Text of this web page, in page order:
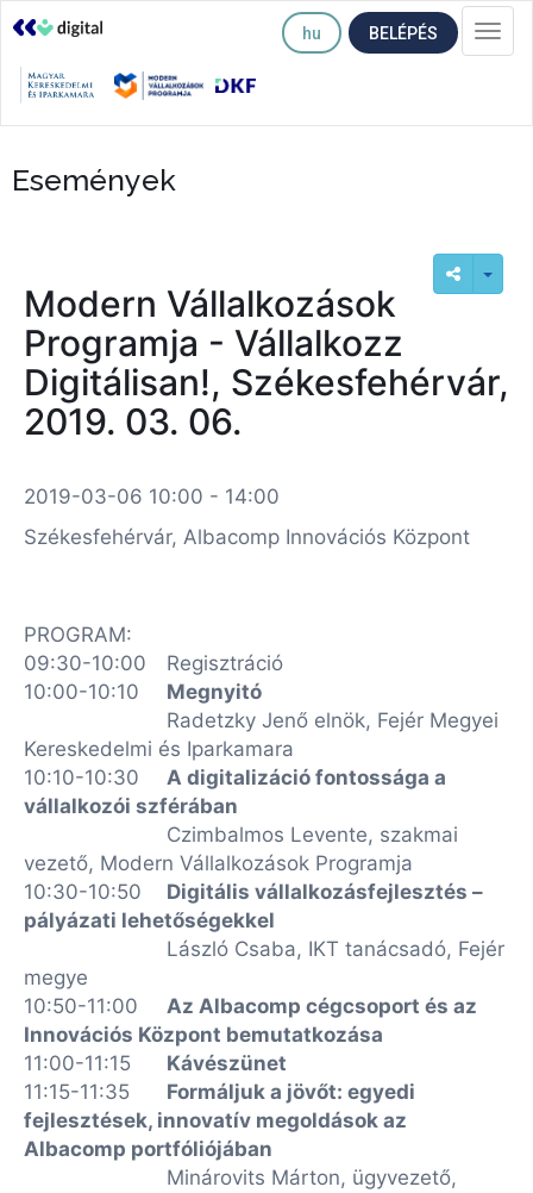
hu BELÉPÉS
Események
Modern Vállalkozások
Programja - Vállalkozz
Digitálisan!, Székesfehérvár,
2019. 03. 06.
2019-03-06 10:00 - 14:00
Székesfehérvár, Albacomp Innovációs Központ
PROGRAM:
09:30-10:00
Regisztráció
10:00-10:10
Megnyitó
Radetzky Jenő elnök, Fejér Megyei
Kereskedelmi és Iparkamara
10:10-10:30
A digitalizáció fontossága a
vállalkozói szférában
Czimbalmos Levente, szakmai
vezető, Modern Vállalkozások Programja
10:30-10:50
Digitális vállalkozásfejlesztés –
pályázati lehetőségekkel
László Csaba, IKT tanácsadó, Fejér
megye
10:50-11:00
Az Albacomp cégcsoport és az
Innovációs Központ bemutatkozása
11:00-11:15
Kávészünet
11:15-11:35
Formáljuk a jövőt: egyedi
fejlesztések, innovatív megoldások az
Albacomp portfóliójában
Minárovits Márton, ügyvezető,